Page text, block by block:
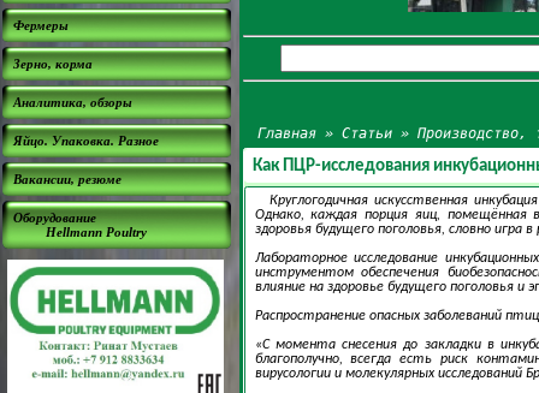
Фермеры
Зерно, корма
Аналитика, обзоры
Яйцо. Упаковка. Разное
Вакансии, резюме
Оборудование
Hellmann Poultry
Главная »Статьи »Производство,
Как ПЦР-исследования
Круглогодичная искусственная
Однако, каждая порция яиц, помещённая
здоровья будущего поголовья, словно игра
Лабораторное исследование
инструментом обеспечения
влияние на здоровье будущего поголовья и
Распространение опасных заболеваний
«С момента снесения до закладки в
благополучно, всегда есть риск
вирусологии и молекулярных